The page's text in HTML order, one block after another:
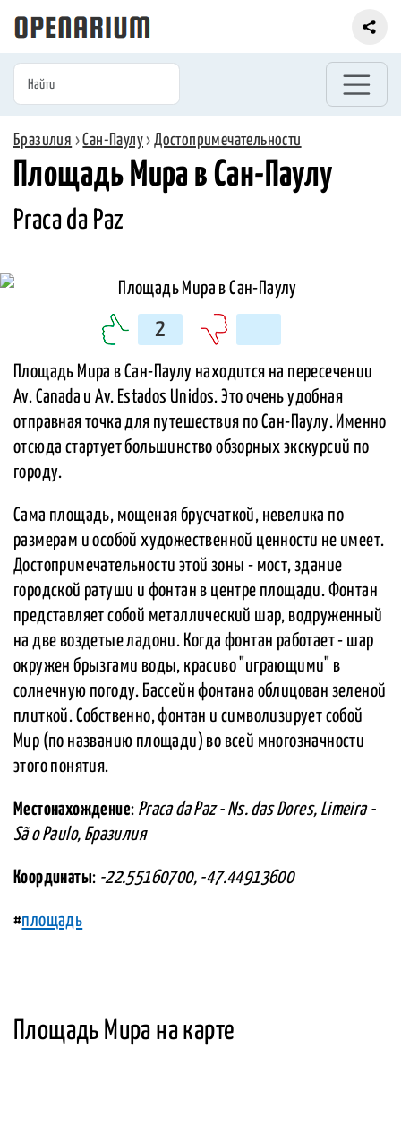
Бразилия ›Сан-Паулу›Достопримечательности
Площадь Мира в Сан-Паулу
Praca da Paz
2
Площадь Мира в Сан-Паулу находится на пересечении
Av. Canada и Av. Estados Unidos. Это очень удобная
отправная точка для путешествия по Сан-Паулу. Именно
отсюда стартует большинство обзорных экскурсий по
городу.
Сама площадь, мощеная брусчаткой, невелика по
размерам и особой художественной ценности не имеет.
Достопримечательности этой зоны - мост, здание
городской ратуши и фонтан в центре площади. Фонтан
представляет собой металлический шар, водруженный
на две воздетые ладони. Когда фонтан работает - шар
окружен брызгами воды, красиво "играющими" в
солнечную погоду. Бассейн фонтана облицован зеленой
плиткой. Собственно, фонтан и символизирует собой
Мир (по названию площади) во всей многозначности
этого понятия.
Местонахождение: Praca da Paz - Ns. das Dores, Limeira -
Sã o Paulo, Бразилия
Координаты: -22.55160700, -47.44913600
#площадь
Площадь Мира на карте